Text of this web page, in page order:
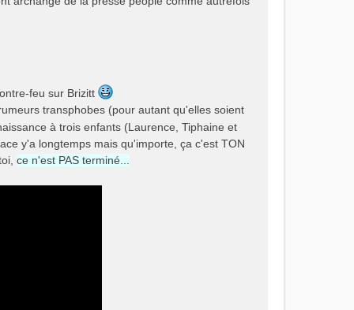
feu sur Brizitt
transphobes (pour autant qu'elles soient
à trois enfants (Laurence, Tiphaine et
y'a longtemps mais qu'importe, ça c'est TON
ce n'est PAS terminé...